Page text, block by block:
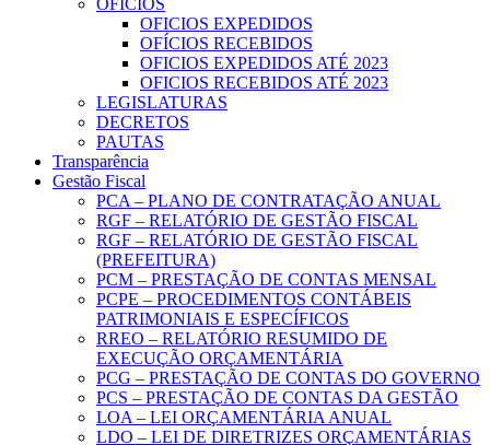
OFICIOS
OFICIOS EXPEDIDOS
OFÍCIOS RECEBIDOS
OFICIOS EXPEDIDOS ATÉ 2023
OFICIOS RECEBIDOS ATÉ 2023
LEGISLATURAS
DECRETOS
PAUTAS
Transparência
Gestão Fiscal
PCA – PLANO DE CONTRATAÇÃO ANUAL
RGF – RELATÓRIO DE GESTÃO FISCAL
RGF – RELATÓRIO DE GESTÃO FISCAL
(PREFEITURA)
PCM – PRESTAÇÃO DE CONTAS MENSAL
PCPE – PROCEDIMENTOS CONTÁBEIS
PATRIMONIAIS E ESPECÍFICOS
RREO – RELATÓRIO RESUMIDO DE
EXECUÇÃO ORÇAMENTÁRIA
PCG – PRESTAÇÃO DE CONTAS DO GOVERNO
PCS – PRESTAÇÃO DE CONTAS DA GESTÃO
LOA – LEI ORÇAMENTÁRIA ANUAL
LDO – LEI DE DIRETRIZES ORÇAMENTÁRIAS